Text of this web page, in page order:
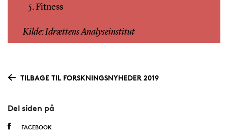
Fitness
Kilde: Idrættens Analyseinstitut
TILBAGE TIL FORSKNINGSNYHEDER 2019
Del siden på
FACEBOOK